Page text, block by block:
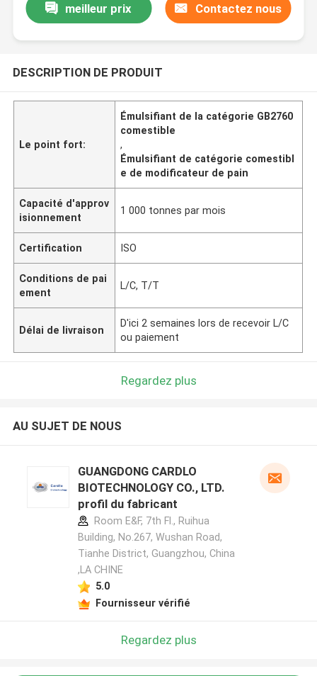
meilleur prix Contactez nous
DESCRIPTION DE PRODUIT
Le point fort:
Émulsifiant de la catégorie GB2760
comestible
,
Émulsifiant de catégorie comestibl
e de modificateur de pain
Capacité d'approv
isionnement
1 000 tonnes par mois
Certification ISO
Conditions de pai
ement
L/C, T/T
Délai de livraison
D'ici 2 semaines lors de recevoir L/C
ou paiement
Regardez plus
AU SUJET DE NOUS
GUANGDONG CARDLO
BIOTECHNOLOGY CO., LTD.
profil du fabricant
Room E&F, 7th Fl., Ruihua
Building, No.267, Wushan Road,
Tianhe District, Guangzhou, China
,LA CHINE
5.0
Fournisseur vérifié
Regardez plus